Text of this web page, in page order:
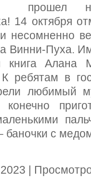
прошел
14 октября
несомненно
Винни-Пуха.
книга Алана
К ребятам в
любимый
баночки с
|